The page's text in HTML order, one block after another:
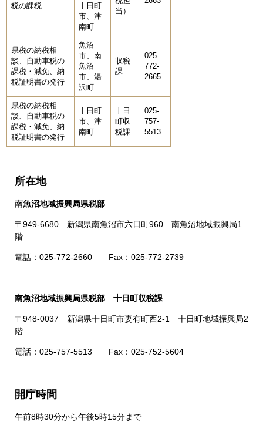
税の課税
十日町
市、津
南町
当）
県税の納税相
談、自動車税の
課税・減免、納
税証明書の発行
魚沼
市、南
魚沼
市、湯
沢町
収税
課
025-
772-
2665
県税の納税相
談、自動車税の
課税・減免、納
税証明書の発行
十日町
市、津
南町
十日
町収
税課
025-
757-
5513
所在地
南魚沼地域振興局県税部
〒949-6680 新潟県南魚沼市六日町960 南魚沼地域振興局1
階
電話：025-772-2660 Fax：025-772-2739
南魚沼地域振興局県税部 十日町収税課
〒948-0037 新潟県十日町市妻有町西2-1 十日町地域振興局2
階
電話：025-757-5513 Fax：025-752-5604
開庁時間
午前8時30分から午後5時15分まで